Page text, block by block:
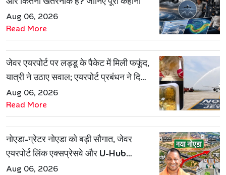
Aug 06, 2026
Read More
जेवर एयरपोर्ट पर लड्डू के पैकेट में मिली फफूंद,
यात्री ने उठाए सवाल; एयरपोर्ट प्रबंधन ने दिया
जवाब
Aug 06, 2026
Read More
नोएडा-ग्रेटर नोएडा को बड़ी सौगात, जेवर
एयरपोर्ट लिंक एक्सप्रेसवे और U-Hub
प्रोजेक्ट को मिली मंजूरी
Aug 06, 2026